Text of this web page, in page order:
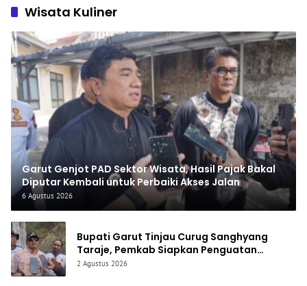
Wisata Kuliner
Garut Genjot PAD Sektor Wisata, Hasil Pajak Bakal
Diputar Kembali untuk Perbaiki Akses Jalan
6 Agustus 2026
Bupati Garut Tinjau Curug Sanghyang
Taraje, Pemkab Siapkan Penguatan
Infrastruktur untuk Dongkrak Pariwisata
2 Agustus 2026